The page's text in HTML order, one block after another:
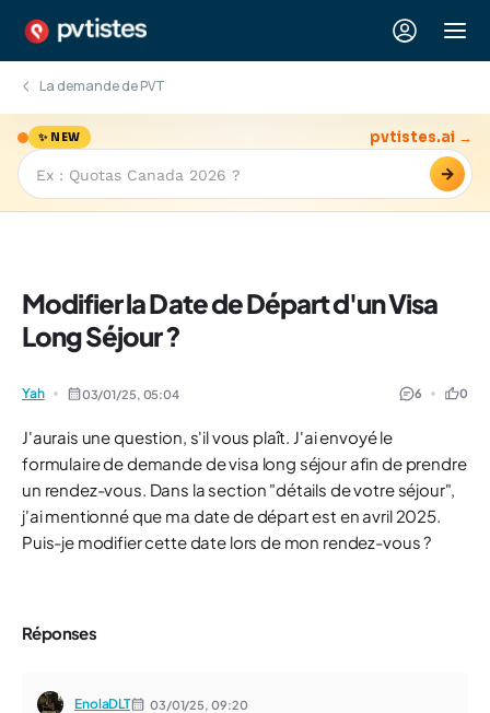
La demande de PVT
✨ NEW
→
pvtistes.ai →
Modifier la Date de Départ d'un Visa
Long Séjour ?
Yah 03/01/25, 05:04 6 0
J'aurais une question, s'il vous plaît. J'ai envoyé le
formulaire de demande de visa long séjour afin de prendre
un rendez-vous. Dans la section "détails de votre séjour",
j'ai mentionné que ma date de départ est en avril 2025.
Puis-je modifier cette date lors de mon rendez-vous ?
Réponses
EnolaDLT 03/01/25, 09:20